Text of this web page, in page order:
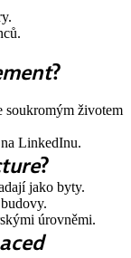
?
soukromým životem
LinkedInu.
?
jako byty.
úrovněmi.